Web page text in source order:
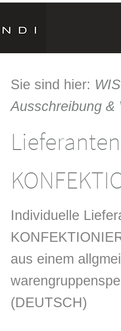
Sie sind hier:
Ausschreibung &
Individuelle
aus einem
(DEUTSCH)